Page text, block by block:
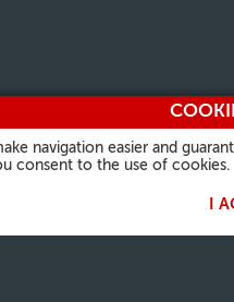
navigation easier and
consent to the use of cookies.
I